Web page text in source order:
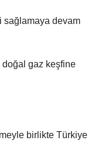
sağlamaya devam
doğal gaz keşfine
birlikte Türkiye